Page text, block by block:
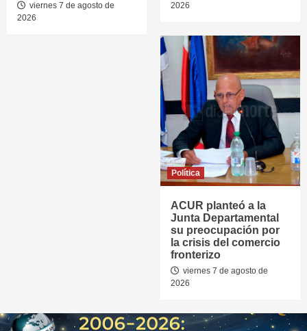
viernes 7 de agosto de
2026
2026
Política
ACUR planteó a la
Junta Departamental
su preocupación por
la crisis del comercio
fronterizo
viernes 7 de agosto de
2026